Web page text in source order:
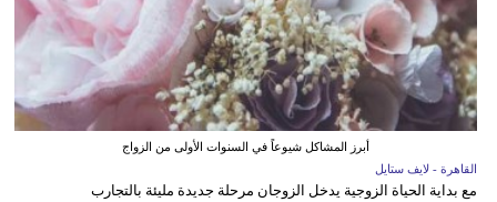
أبرز المشاكل شيوعاً في السنوات الأولى من الزواج
القاهرة - لايف ستايل
مع بداية الحياة الزوجية يدخل الزوجان مرحلة جديدة مليئة بالتجارب